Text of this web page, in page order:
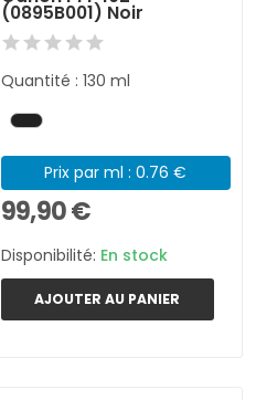
(0895B001) Noir
Quantité : 130 ml
Prix par ml : 0.76 €
99,90 €
Disponibilité: En stock
AJOUTER AU PANIER